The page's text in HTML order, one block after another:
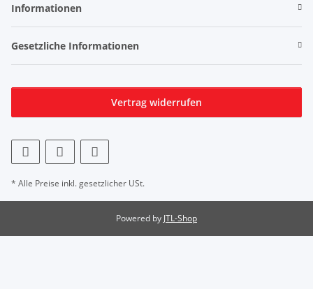
Informationen
Gesetzliche Informationen
Vertrag widerrufen
* Alle Preise inkl. gesetzlicher USt.
Powered by JTL-Shop